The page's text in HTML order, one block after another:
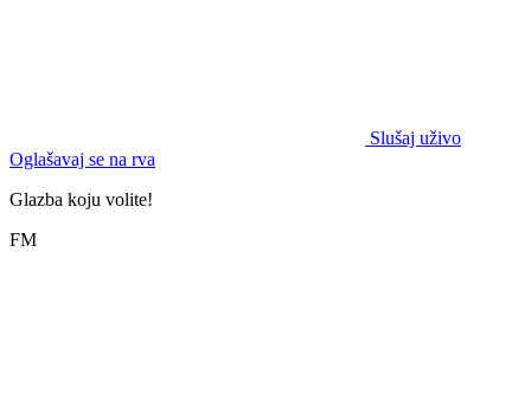
Slušaj uživo
Oglašavaj se na rva
Glazba koju volite!
FM